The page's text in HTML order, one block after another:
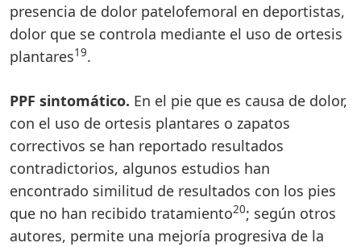
presencia de dolor patelofemoral en deportistas,
dolor que se controla mediante el uso de ortesis
plantares19.
PPF sintomático. En el pie que es causa de dolor,
con el uso de ortesis plantares o zapatos
correctivos se han reportado resultados
contradictorios, algunos estudios han
encontrado similitud de resultados con los pies
que no han recibido tratamiento20; según otros
autores, permite una mejoría progresiva de la